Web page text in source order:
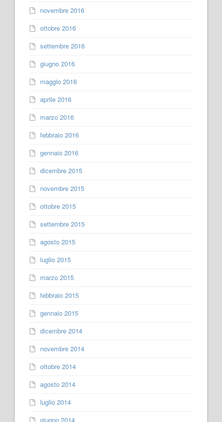
novembre 2016
ottobre 2016
settembre 2016
giugno 2016
maggio 2016
aprile 2016
marzo 2016
febbraio 2016
gennaio 2016
dicembre 2015
novembre 2015
ottobre 2015
settembre 2015
agosto 2015
luglio 2015
marzo 2015
febbraio 2015
gennaio 2015
dicembre 2014
novembre 2014
ottobre 2014
agosto 2014
luglio 2014
giugno 2014